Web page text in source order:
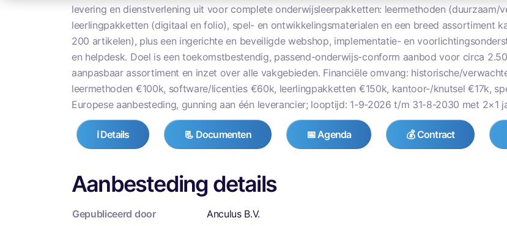
levering en dienstverlening uit voor complete onderwijsleerpakketten: leermethoden (duurzaam/
leerlingpakketten (digitaal en folio), spel- en ontwikkelingsmaterialen en een breed assortiment
200 artikelen), plus een ingerichte en beveiligde webshop, implementatie- en
en helpdesk. Doel is een toekomstbestendig, passend-onderwijs-conform aanbod voor circa
aanpasbaar assortiment en inzet over alle vakgebieden. Financiële omvang: historische/
leermethoden €100k, software/licenties €60k, leerlingpakketten €150k, kantoor-/knutsel €17k,
Europese aanbesteding, gunning aan één leverancier; looptijd: 1-9-2026 t/m 31-8-2030 met 2×1
ℹ️ Details 📃 Documenten 📅 Agenda 💰 Contract
Aanbesteding details
Gepubliceerd door
Anculus B.V.